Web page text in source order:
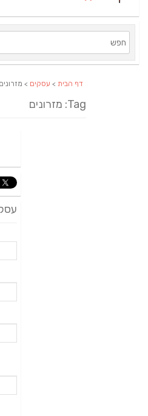
דף הבית > עסקים > מזרונים
Tag: מזרונים